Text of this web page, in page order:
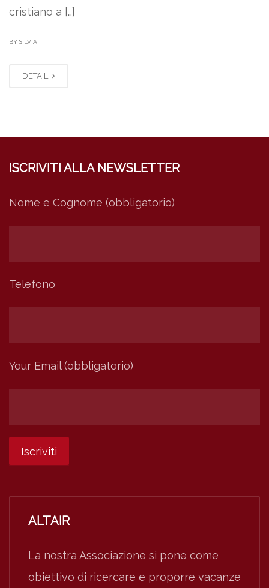
cristiano a […]
BY SILVIA
DETAIL
ISCRIVITI ALLA NEWSLETTER
Nome e Cognome (obbligatorio)
Telefono
Your Email (obbligatorio)
ALTAIR
La nostra Associazione si pone come
obiettivo di ricercare e proporre vacanze